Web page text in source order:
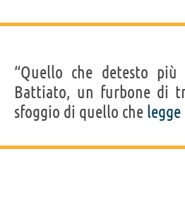
Prima antologia
Acquista libri di Patrizia Valduga su
“Quello che detesto
Battiato, un furbone di
sfoggio di quello che legge